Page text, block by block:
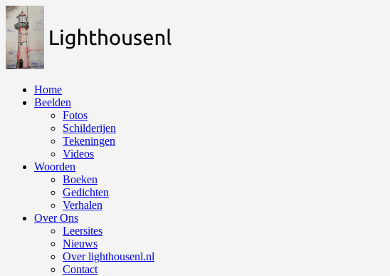
Naar
de
inhoud
springen
Home
Beelden
Fotos
Schilderijen
Tekeningen
Videos
Woorden
Boeken
Gedichten
Verhalen
Over Ons
Leersites
Nieuws
Over lighthousenl.nl
Contact